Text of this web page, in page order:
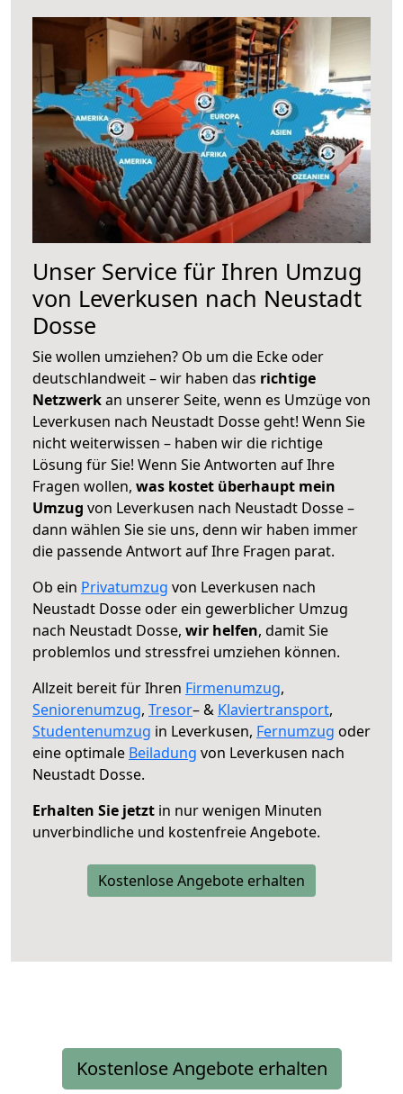
Unser Service für Ihren Umzug
von Leverkusen nach Neustadt
Dosse
Sie wollen umziehen? Ob um die Ecke oder
deutschlandweit – wir haben das richtige
Netzwerkan unserer Seite, wenn es Umzüge von
Leverkusen nach Neustadt Dosse geht! Wenn Sie
nicht weiterwissen – haben wir die richtige
Lösung für Sie! Wenn Sie Antworten auf Ihre
Fragen wollen, was kostet überhaupt mein
Umzug von Leverkusen nach Neustadt Dosse –
dann wählen Sie sie uns, denn wir haben immer
die passende Antwort auf Ihre Fragen parat.
Ob ein Privatumzug von Leverkusen nach
Neustadt Dosse oder ein gewerblicher Umzug
nach Neustadt Dosse, wir helfen, damit Sie
problemlos und stressfrei umziehen können.
Allzeit bereit für Ihren Firmenumzug,
Seniorenumzug, Tresor– & Klaviertransport,
Studentenumzug in Leverkusen, Fernumzug oder
eine optimale Beiladung von Leverkusen nach
Neustadt Dosse.
Erhalten Sie jetzt in nur wenigen Minuten
unverbindliche und kostenfreie Angebote.
Kostenlose Angebote erhalten
Kostenlose Angebote erhalten